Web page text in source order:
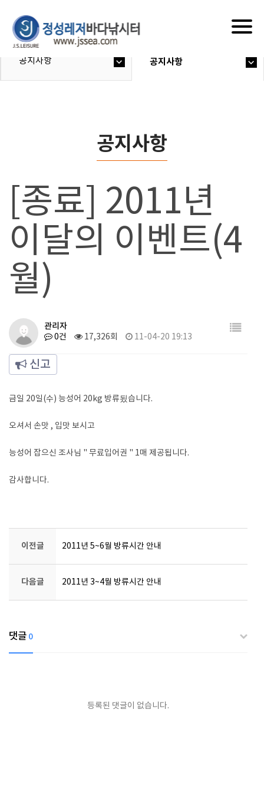
공지사항 공지사항
공지사항
[종료] 2011년
이달의 이벤트(4
월)
관리자
0건 17,326회 11-04-20 19:13
신고
금일 20일(수) 능성어 20kg 방류됬습니다.
오셔서 손맛 , 입맛 보시고
능성어 잡으신 조사님 " 무료입어권 " 1매 제공됩니다.
감사합니다.
이전글 2011년 5~6월 방류시간 안내
다음글 2011년 3~4월 방류시간 안내
댓글 0
등록된 댓글이 없습니다.